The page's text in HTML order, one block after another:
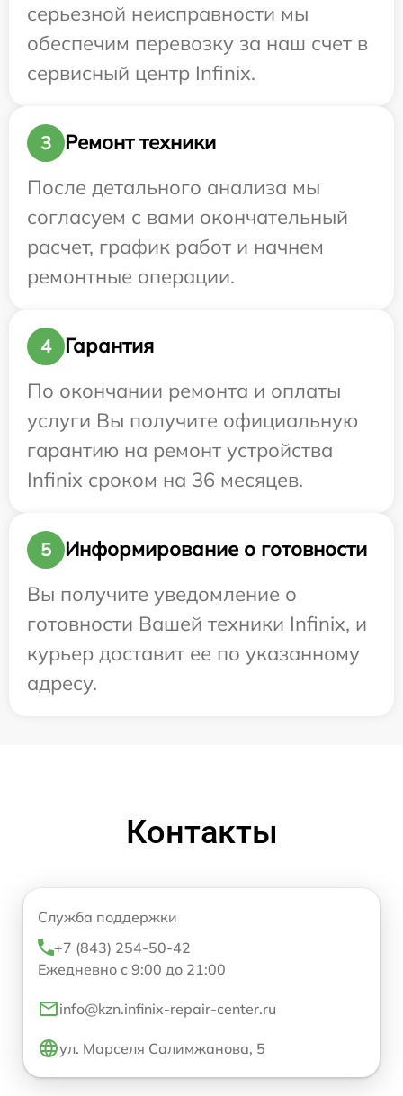
серьезной неисправности мы
обеспечим перевозку за наш счет в
сервисный центр Infinix.
3
Ремонт техники
После детального анализа мы
согласуем с вами окончательный
расчет, график работ и начнем
ремонтные операции.
4
Гарантия
По окончании ремонта и оплаты
услуги Вы получите официальную
гарантию на ремонт устройства
Infinix сроком на 36 месяцев.
5
Информирование о готовности
Вы получите уведомление о
готовности Вашей техники Infinix, и
курьер доставит ее по указанному
адресу.
Контакты
Служба поддержки
+7 (843) 254-50-42
Ежедневно с 9:00 до 21:00
info@kzn.infinix-repair-center.ru
ул. Марселя Салимжанова, 5